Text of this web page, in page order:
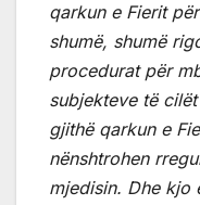
qarkun e Fierit
shumë, shumë
procedurat për
subjekteve të
gjithë qarkun e
nënshtrohen
mjedisin. Dhe kjo